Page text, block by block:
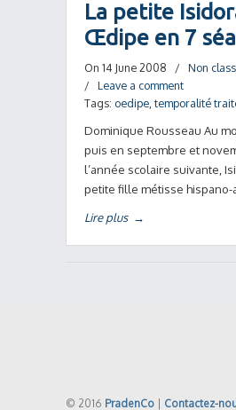
La petite
Œdipe en 7
On 14 June 2008 /
Non
/ Leave a comment
Tags: oedipe temporalité
Dominique Rousseau Au
puis en septembre et
l’année scolaire suivante,
petite fille métisse hispano-
Lire plus →
© 2016 PradenCo Contactez-